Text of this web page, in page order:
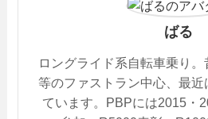
ばる
ロングライド系自転車乗り
等のファストラン中心、最
ています。PBPには2015・